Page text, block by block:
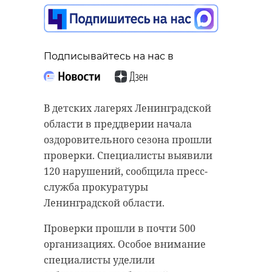
Подписывайтесь на нас в
В детских лагерях Ленинградской
области в преддверии начала
оздоровительного сезона прошли
проверки. Специалисты выявили
120 нарушений, сообщила пресс-
служба прокуратуры
Ленинградской области.
Проверки прошли в почти 500
организациях. Особое внимание
специалисты уделили
Подписывайтесь на нас в
В Ленинградской области в период
праздников с 11 по 14 июня было
зарегистрировано более 340
аварий. В результате ДТП 40
человек пострадали, шесть
погибли.
Госавтоинспекция по Санкт-
Петербургу и Ленинградской
области опубликовала в
понедельник, 15 июня, сводку
Подписывайтесь на нас в
Губернатор Ленинградской
области Александр Дрозденко
сообщил о старте проектно-
изыскательских работ для
строительства первого дома в
рамках программы расселения
ЛеноблАИЖК готовит здание на 63
квартиры общей площадью 2,7
тыс. квадратных метров.